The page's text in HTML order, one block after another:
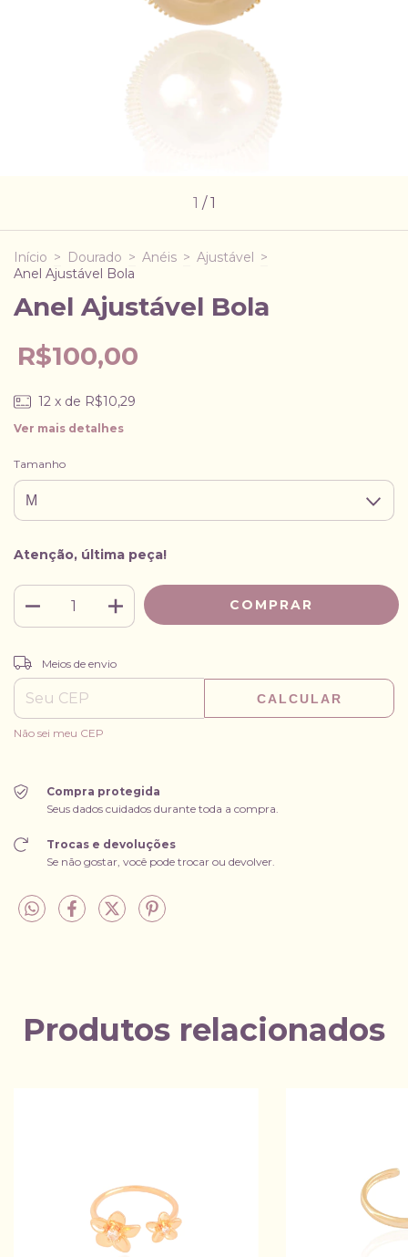
1 /1
Início > Dourado > Anéis > Ajustável >
Anel Ajustável Bola
Anel Ajustável Bola
R$100,00
12 x de R$10,29
Ver mais detalhes
Tamanho
Atenção, última peça!
Entregas para o CEP:
Meios de envio
CALCULAR
Não sei meu CEP
Compra protegida
Seus dados cuidados durante toda a compra.
Trocas e devoluções
Se não gostar, você pode trocar ou devolver.
Produtos relacionados